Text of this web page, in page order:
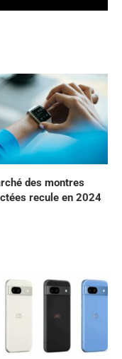
des montres
recule en 2024